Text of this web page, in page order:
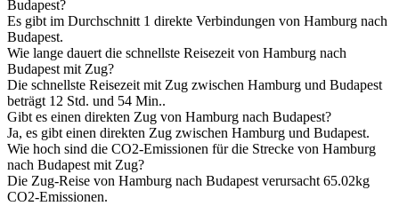
Budapest?
Es gibt im Durchschnitt 1 direkte Verbindungen von Hamburg nach
Budapest.
Wie lange dauert die schnellste Reisezeit von Hamburg nach
Budapest mit Zug?
Die schnellste Reisezeit mit Zug zwischen Hamburg und Budapest
beträgt 12 Std. und 54 Min..
Gibt es einen direkten Zug von Hamburg nach Budapest?
Ja, es gibt einen direkten Zug zwischen Hamburg und Budapest.
Wie hoch sind die CO2-Emissionen für die Strecke von Hamburg
nach Budapest mit Zug?
Die Zug-Reise von Hamburg nach Budapest verursacht 65.02kg
CO2-Emissionen.